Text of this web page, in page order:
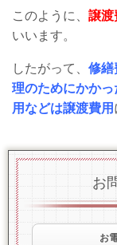
このように、 譲渡
いいます。
したがって、 修繕
理のためにかか
用などは譲渡費用
お
お